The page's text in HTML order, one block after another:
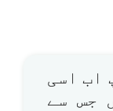
اب اسی
جس سے